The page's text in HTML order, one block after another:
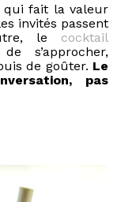
qui fait la valeur
invités passent
le cocktail
s’approcher,
de goûter. Le
pas